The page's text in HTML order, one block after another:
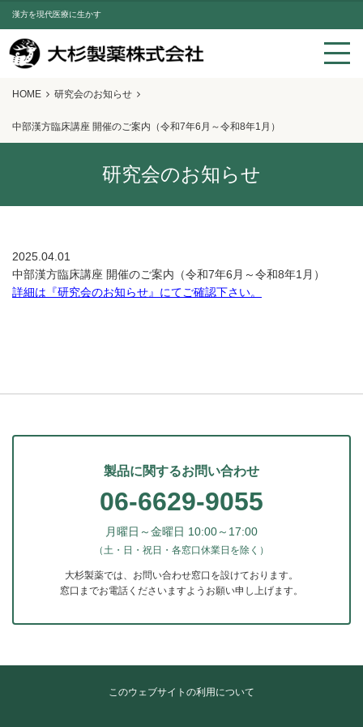
漢方を現代医療に生かす
HOME 研究会のお知らせ
中部漢方臨床講座 開催のご案内（令和7年6月～令和8年1月）
研究会のお知らせ
2025.04.01
中部漢方臨床講座 開催のご案内（令和7年6月～令和8年1月）
詳細は『研究会のお知らせ』にてご確認下さい。
製品に関するお問い合わせ
06-6629-9055
月曜日～金曜日 10:00～17:00
（土・日・祝日・各窓口休業日を除く）
大杉製薬では、お問い合わせ窓口を設けております。
窓口までお電話くださいますようお願い申し上げます。
このウェブサイトの利用について